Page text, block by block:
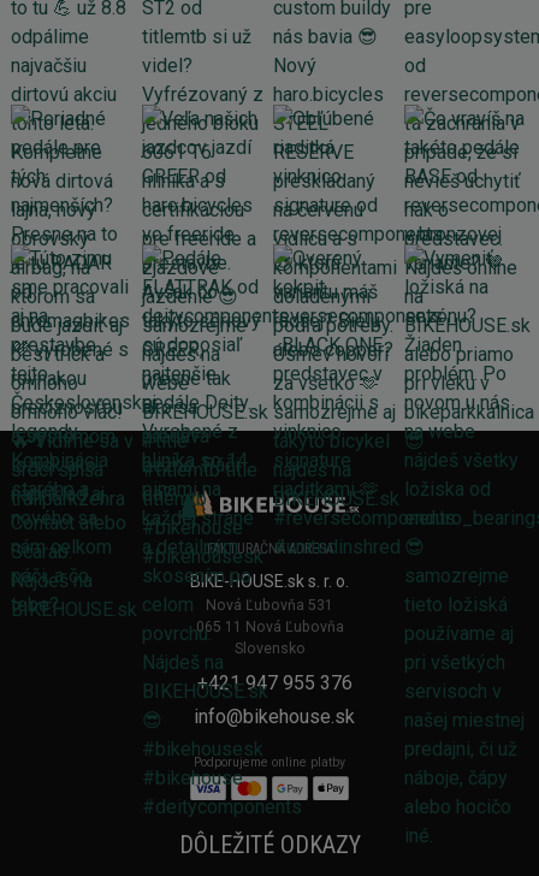
FAKTURAČNÁ ADRESA
BIKE-HOUSE.sk s. r. o.
Nová Ľubovňa 531
065 11 Nová Ľubovňa
Slovensko
+421 947 955 376
info@bikehouse.sk
Podporujeme online platby
DÔLEŽITÉ ODKAZY